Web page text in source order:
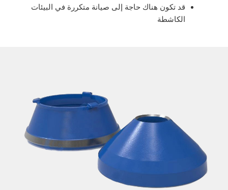
قد تكون هناك حاجة إلى صيانة متكررة في البيئات